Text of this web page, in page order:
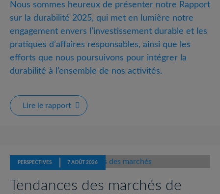
Nous sommes heureux de présenter notre Rapport
sur la durabilité 2025, qui met en lumière notre
engagement envers l’investissement durable et les
pratiques d’affaires responsables, ainsi que les
efforts que nous poursuivons pour intégrer la
durabilité à l’ensemble de nos activités.
Lire le rapportRapport sur la durabilité 2025
Other Insights
PERSPECTIVES 7 AOÛT 2026
Tendances des marchés de